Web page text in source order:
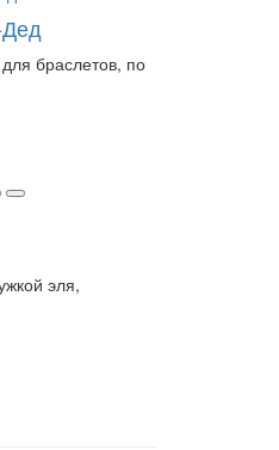
браслетов, по
эля,